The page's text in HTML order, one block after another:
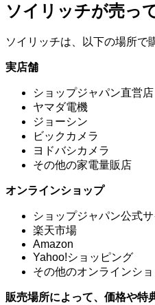
ソイリッチが売っ
ソイリッチは、以下の場所で
実店舗
ショップジャパン直営店
ヤマダ電機
ジョーシン
ビックカメラ
ヨドバシカメラ
その他の家電量販店
オンラインショップ
ショップジャパン公式サ
楽天市場
Amazon
Yahoo!ショッピング
その他のオンラインシ
販売場所によって、価格や特